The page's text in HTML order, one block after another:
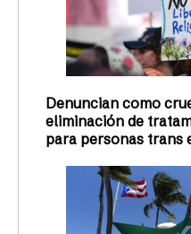
Denuncian como
eliminación de
para personas trans